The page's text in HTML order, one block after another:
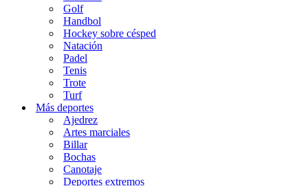
Golf
Handbol
Hockey sobre césped
Natación
Padel
Tenis
Trote
Turf
Más deportes
Ajedrez
Artes marciales
Billar
Bochas
Canotaje
Deportes extremos